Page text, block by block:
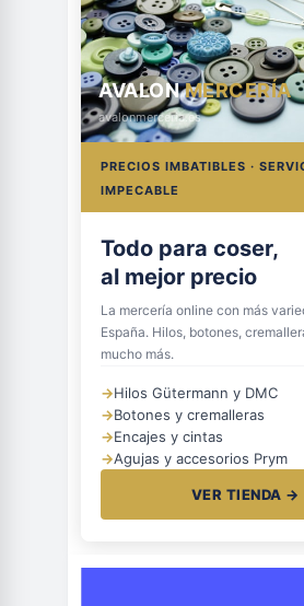
AVALONMERCERÍA
avalonmerceria.es
PRECIOS IMBATIBLES ·
IMPECABLE
Todo para coser,
al mejor precio
La mercería online con más
España. Hilos, botones,
mucho más.
→Hilos Gütermann y DMC
→Botones y cremalleras
→Encajes y cintas
→Agujas y accesorios Prym
VER TIENDA →